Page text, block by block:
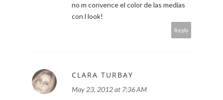
no m convence el color de las medias
con l look!
Reply
CLARA TURBAY
May 23, 2012 at 7:36 AM